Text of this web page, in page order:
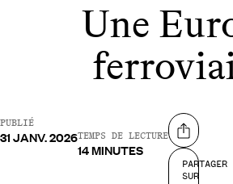
Une
PUBLIÉ
31 JANV. 2026TEMPS DE LECTURE
14 MINUTES
Partager
PARTAGER
SUR